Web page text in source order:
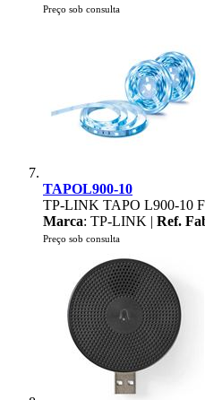
Preço sob consulta
TAPOL900-10
TP-LINK TAPO L900-10
Marca: TP-LINK | Ref.
Preço sob consulta